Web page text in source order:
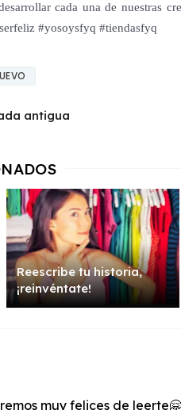
cada una de nuestras
#yosoysfyq #tiendasfyq
antigua
Reescribe tu historia,
¡reinvéntate!
muy felices de